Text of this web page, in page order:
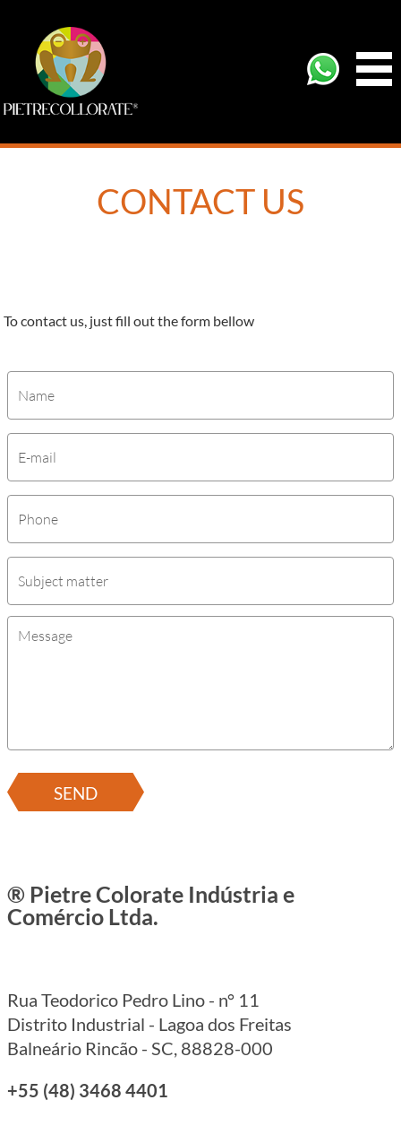
CONTACT US
To contact us, just fill out the form bellow
® Pietre Colorate Indústria e
Comércio Ltda.
Rua Teodorico Pedro Lino - n° 11
Distrito Industrial - Lagoa dos Freitas
Balneário Rincão - SC, 88828-000
+55 (48) 3468 4401